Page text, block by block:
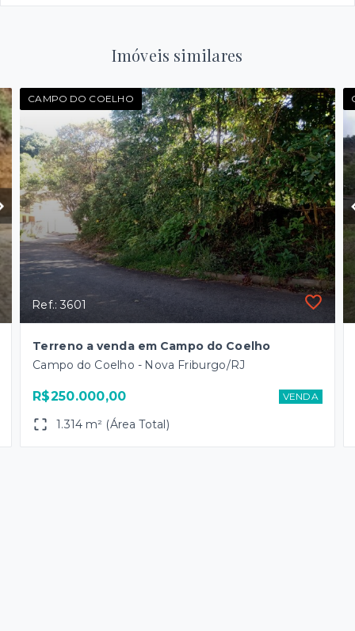
Imóveis similares
CAMPO DO COELHO
Ref.: 3601
Terreno a venda em Campo do Coelho
Campo do Coelho - Nova Friburgo/RJ
R$250.000,00 VENDA
1.314 m² (Área Total)